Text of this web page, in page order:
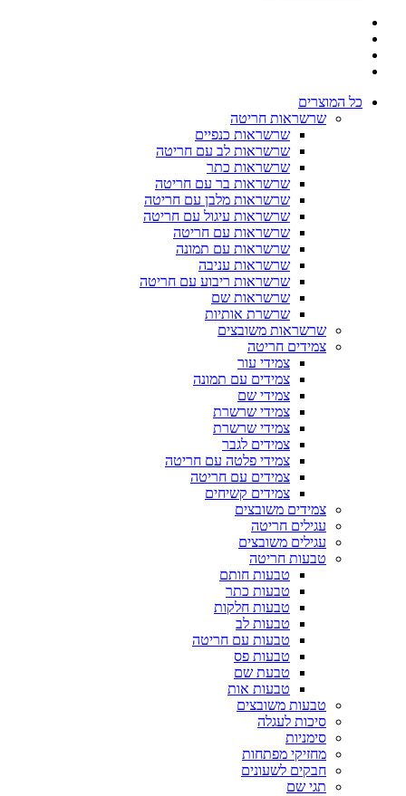
כל המוצרים
שרשראות חריטה
שרשראות כנפיים
שרשראות לב עם חריטה
שרשראות כתר
שרשראות בר עם חריטה
שרשראות מלבן עם חריטה
שרשראות עיגול עם חריטה
שרשראות עם חריטה
שרשראות עם תמונה
שרשראות עניבה
שרשראות ריבוע עם חריטה
שרשראות שם
שרשרת אותיות
שרשראות משובצים
צמידים חריטה
צמידי עור
צמידים עם תמונה
צמידי שם
צמידי שרשרת
צמידי שרשרת
צמידים לגבר
צמידי פלטה עם חריטה
צמידים עם חריטה
צמידים קשיחים
צמידים משובצים
עגילים חריטה
עגילים משובצים
טבעות חריטה
טבעות חותם
טבעות כתר
טבעות חלקות
טבעות לב
טבעות עם חריטה
טבעות פס
טבעת שם
טבעות אות
טבעות משובצים
סיכות לעגלה
סימניות
מחזיקי מפתחות
חבקים לשעונים
תגי שם